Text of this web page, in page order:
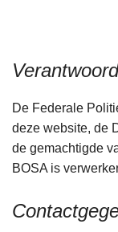
De Federale
deze website, de
de gemachtigde
BOSA is